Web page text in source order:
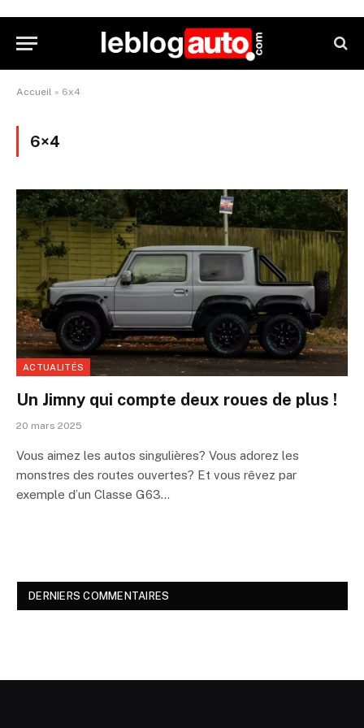
Accueil » 6x4
6×4
ACTUALITÉS
Un Jimny qui compte deux roues de plus !
20 mars 2025
Vous aimez les autos singulières? Vous adorez les
monstres des routes ouvertes? Et vous rêvez par
exemple d’un Classe G63…
DERNIERS COMMENTAIRES